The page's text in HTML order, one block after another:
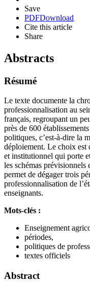
Save
PDFDownload
Cite this article
Share
Abstracts
Résumé
Le texte documente la
professionnalisation au
français, regroupant un
près de 600
politiques, c’est-à-dire la
déploiement. Le choix est
et institutionnel qui porte
les schémas prévisionnels
permet de dégager trois
professionnalisation de
enseignants.
Mots-clés :
Enseignement
périodes,
politiques de
textes officiels
Abstract